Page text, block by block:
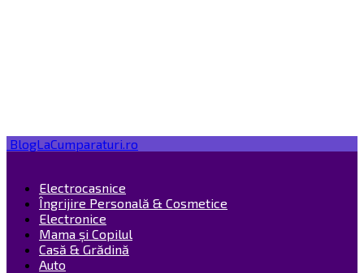
BlogLaCumparaturi.ro
Electrocasnice
Îngrijire Personală & Cosmetice
Electronice
Mama și Copilul
Casă & Grădină
Auto